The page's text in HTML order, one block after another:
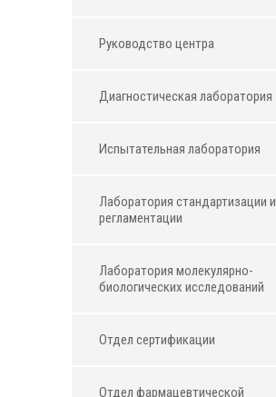
Руководство центра
Диагностическая лаборатория
Испытательная лаборатория
Лаборатория стандартизации и
регламентации
Лаборатория молекулярно-
биологических исследований
Отдел сертификации
Отдел фармацевтической